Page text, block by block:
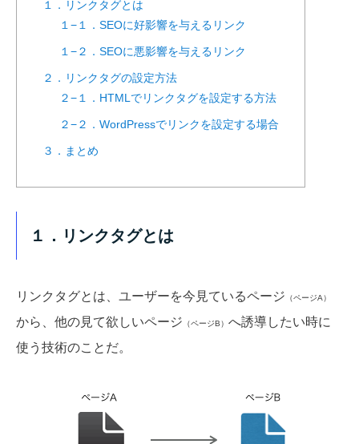
１．リンクタグとは
１−１．SEOに好影響を与えるリンク
１−２．SEOに悪影響を与えるリンク
２．リンクタグの設定方法
２−１．HTMLでリンクタグを設定する方法
２−２．WordPressでリンクを設定する場合
３．まとめ
１．リンクタグとは
リンクタグとは、ユーザーを今見ているページ （ページA）
から、他の見て欲しいページ （ページB） へ誘導したい時に
使う技術のことだ。